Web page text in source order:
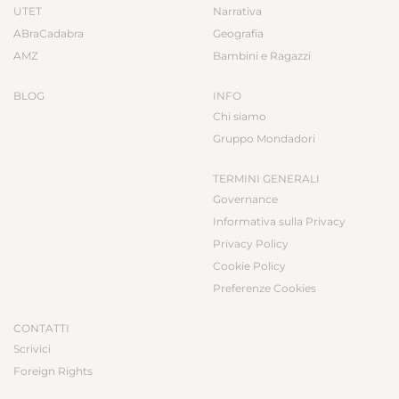
UTET
ABraCadabra
AMZ
BLOG
Narrativa
Geografia
Bambini e Ragazzi
INFO
Chi siamo
Gruppo Mondadori
TERMINI GENERALI
Governance
Informativa sulla Privacy
Privacy Policy
Cookie Policy
Preferenze Cookies
CONTATTI
Scrivici
Foreign Rights